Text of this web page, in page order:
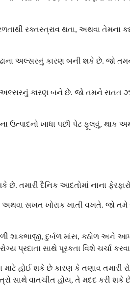
રક્તસ્ત્રાવ થતા, અથવા તેમના કદ
અલ્સરનું કારણ બની શકે છે. જો
અલ્સરનું કારણ બને છે. જો તમને સતત
ઉત્પાદનો ખાધા પછી પેટ ફૂલવું,
તમારી દૈનિક આદતોમાં નાના
સખત ખોરાક ખાતી વખતે. જો
શાકભાજી, દુર્બળ માંસ, કઠોળ અને
પ્રદાતા સાથે પૂરકતા વિશે ચર્ચા
હોઈ શકે છે કારણ કે તણાવ તમારી
સાથે વાતચીત હોય, તે મદદ કરી શકે